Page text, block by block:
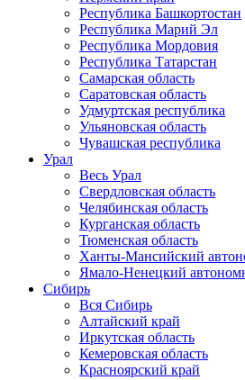
Республика Башкортостан
Республика Марий Эл
Республика Мордовия
Республика Татарстан
Самарская область
Саратовская область
Удмуртская республика
Ульяновская область
Чувашская республика
Урал
Весь Урал
Свердловская область
Челябинская область
Курганская область
Тюменская область
Ханты-Мансийский
Ямало-Ненецкий
Сибирь
Вся Сибирь
Алтайский край
Иркутская область
Кемеровская область
Красноярский край